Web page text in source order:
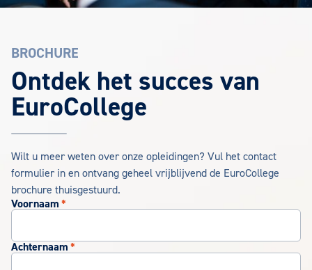
EuroCollege Brochure aanvragen
BROCHURE
Ontdek het succes van
EuroCollege
Wilt u meer weten over onze opleidingen? Vul het contact
formulier in en ontvang geheel vrijblijvend de EuroCollege
brochure thuisgestuurd.
Voornaam *
Achternaam *